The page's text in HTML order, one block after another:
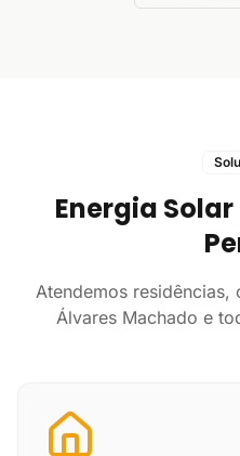
Energia
Atendemos residências,
Álvares Machado e